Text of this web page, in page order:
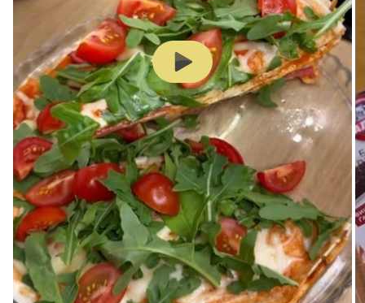
Play